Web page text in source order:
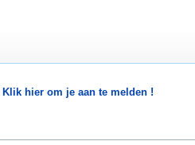
Klik hier om je aan te melden !